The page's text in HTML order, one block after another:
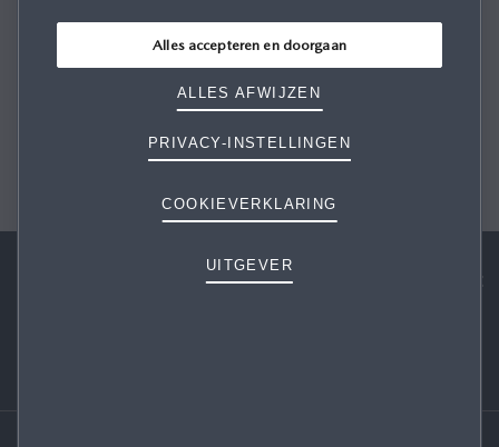
dagen nieuwe mogelijkheden om de volledig nieuwe Mazda
CX-6e zelf te ervaren.
COOKIEVERKLARING
UITGEVER
PRIVACY-INSTELLINGEN
ALLES AFWIJZEN
Alles accepteren en doorgaan